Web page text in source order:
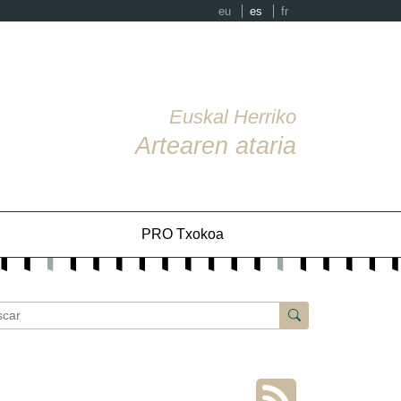
eu es fr
Euskal Herriko
Artearen ataria
PRO Txokoa